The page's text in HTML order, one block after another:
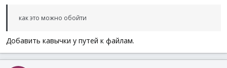
как это можно обойти
Добавить кавычки у путей к файлам.